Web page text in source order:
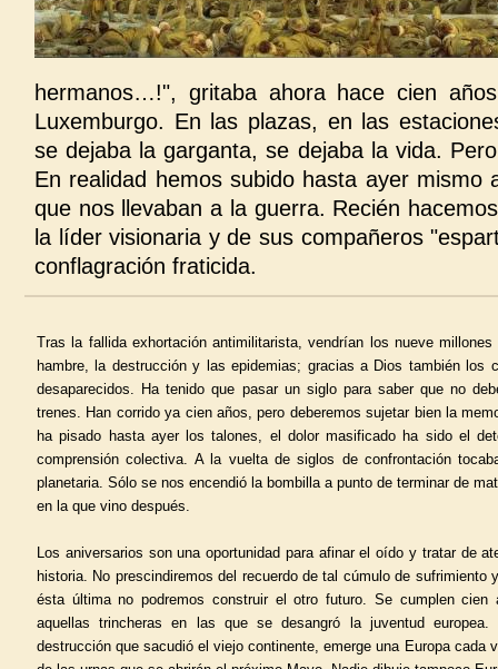
hermanos…!", gritaba ahora hace cien
Luxemburgo. En las plazas, en las
se dejaba la garganta, se dejaba la vida.
En realidad hemos subido hasta ayer mismo
que nos llevaban a la guerra. Recién
la líder visionaria y de sus compañeros
conflagración fraticida.
Tras la fallida exhortación antimilitarista, vendrían los nueve
hambre, la destrucción y las epidemias; gracias a Dios también los
desaparecidos. Ha tenido que pasar un siglo para saber que no
trenes. Han corrido ya cien años, pero deberemos sujetar bien la
ha pisado hasta ayer los talones, el dolor masificado ha sido el
comprensión colectiva. A la vuelta de siglos de confrontación
planetaria. Sólo se nos encendió la bombilla a punto de terminar de
en la que vino después.
Los aniversarios son una oportunidad para afinar el oído y tratar de
historia. No prescindiremos del recuerdo de tal cúmulo de sufrimiento
ésta última no podremos construir el otro futuro. Se cumplen cien
aquellas trincheras en las que se desangró la juventud
destrucción que sacudió el viejo continente, emerge una Europa cada